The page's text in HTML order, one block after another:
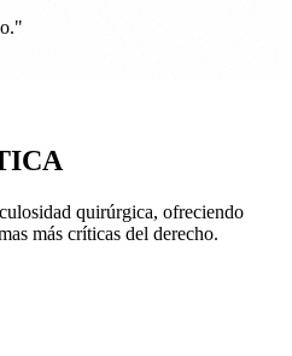
quirúrgica, ofreciendo
más críticas del derecho.